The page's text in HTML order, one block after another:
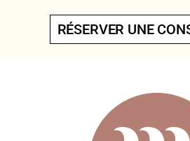
RÉSERVER UNE